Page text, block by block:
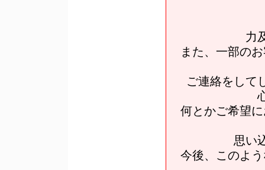
力
また、一部の
ご連絡をして
何とかご希望
思い
今後、このよ